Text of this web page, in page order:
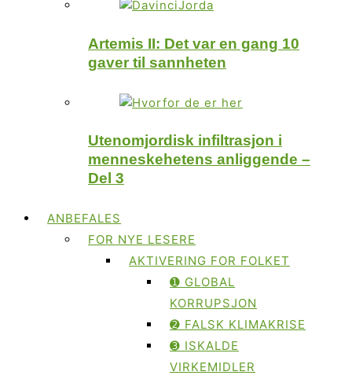
Artemis II: Det var en gang 10
gaver til sannheten
Utenomjordisk infiltrasjon i
menneskehetens anliggende –
Del 3
ANBEFALES
FOR NYE LESERE
AKTIVERING FOR FOLKET
➊ GLOBAL
KORRUPSJON
➋ FALSK KLIMAKRISE
➌ ISKALDE
VIRKEMIDLER